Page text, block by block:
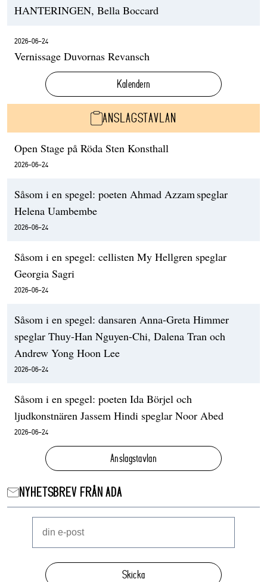
HANTERINGEN, Bella Boccard
2026-06-24
Vernissage Duvornas Revansch
Kalendern
ANSLAGSTAVLAN
Open Stage på Röda Sten Konsthall
2026-06-24
Såsom i en spegel: poeten Ahmad Azzam speglar
Helena Uambembe
2026-06-24
Såsom i en spegel: cellisten My Hellgren speglar
Georgia Sagri
2026-06-24
Såsom i en spegel: dansaren Anna-Greta Himmer
speglar Thuy-Han Nguyen-Chi, Dalena Tran och
Andrew Yong Hoon Lee
2026-06-24
Såsom i en spegel: poeten Ida Börjel och
ljudkonstnären Jassem Hindi speglar Noor Abed
2026-06-24
Anslagstavlan
NYHETSBREV FRÅN ADA
Skicka